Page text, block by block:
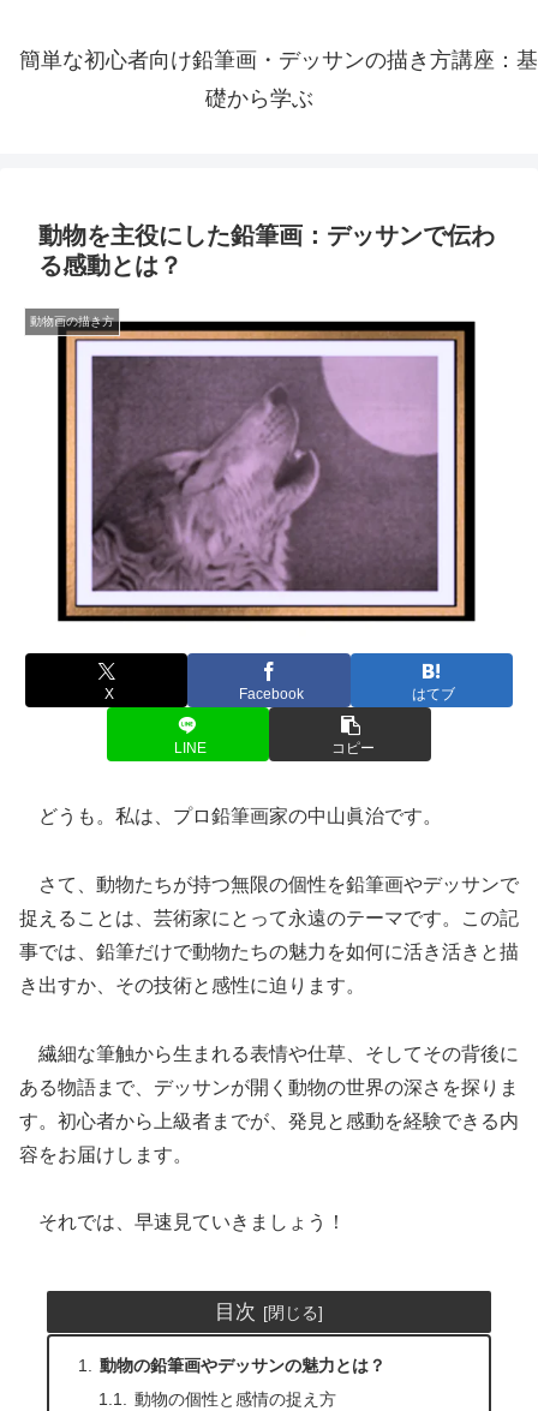
簡単な初心者向け鉛筆画・デッサンの描き方講座：基
礎から学ぶ
動物を主役にした鉛筆画：デッサンで伝わ
る感動とは？
動物画の描き方
X Facebook はてブ
LINE コピー
どうも。私は、プロ鉛筆画家の中山眞治です。
さて、動物たちが持つ無限の個性を鉛筆画やデッサンで
捉えることは、芸術家にとって永遠のテーマです。この記
事では、鉛筆だけで動物たちの魅力を如何に活き活きと描
き出すか、その技術と感性に迫ります。
繊細な筆触から生まれる表情や仕草、そしてその背後に
ある物語まで、デッサンが開く動物の世界の深さを探りま
す。初心者から上級者までが、発見と感動を経験できる内
容をお届けします。
それでは、早速見ていきましょう！
目次
動物の鉛筆画やデッサンの魅力とは？
動物の個性と感情の捉え方